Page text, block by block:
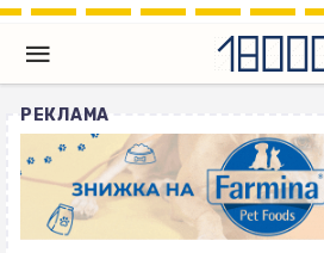
РЕКЛАМА